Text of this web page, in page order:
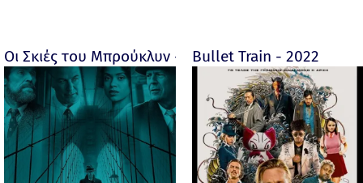
Οι Σκιές του Μπρούκλυν - Motherless Brooklyn -
Bullet Train - 2022